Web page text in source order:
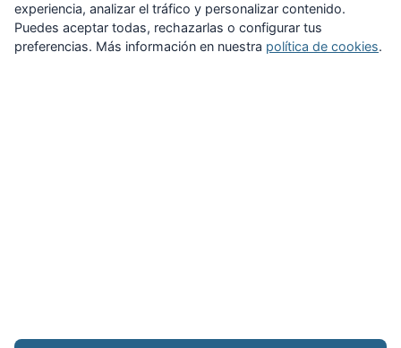
Aviso legal · Cookies · Configurar cookies · Privacidad · Contacto
experiencia, analizar el tráfico y personalizar contenido.
Puedes aceptar todas, rechazarlas o configurar tus
preferencias. Más información en nuestra política de cookies.